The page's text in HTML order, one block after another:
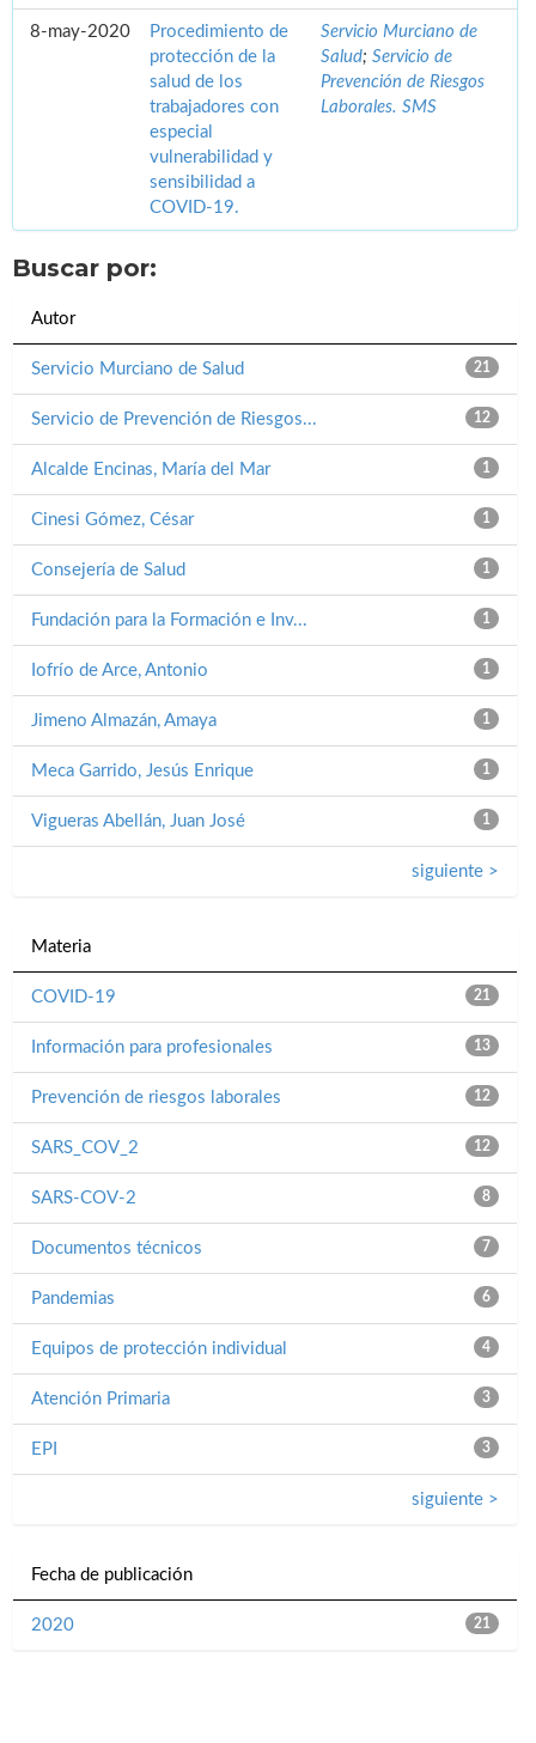
8-may-2020
Procedimiento de
protección de la
salud de los
trabajadores con
especial
vulnerabilidad y
sensibilidad a
COVID-19.
Servicio Murciano de
Salud; Servicio de
Prevención de Riesgos
Laborales. SMS
Buscar por:
Autor
21
Servicio Murciano de Salud
12
Servicio de Prevención de Riesgos...
1
Alcalde Encinas, María del Mar
1
Cinesi Gómez, César
1
Consejería de Salud
1
Fundación para la Formación e Inv...
1
Iofrío de Arce, Antonio
1
Jimeno Almazán, Amaya
1
Meca Garrido, Jesús Enrique
1
Vigueras Abellán, Juan José
siguiente >
Materia
21
COVID-19
13
Información para profesionales
12
Prevención de riesgos laborales
12
SARS_COV_2
8
SARS-COV-2
7
Documentos técnicos
6
Pandemias
4
Equipos de protección individual
3
Atención Primaria
3
EPI
siguiente >
Fecha de publicación
21
2020